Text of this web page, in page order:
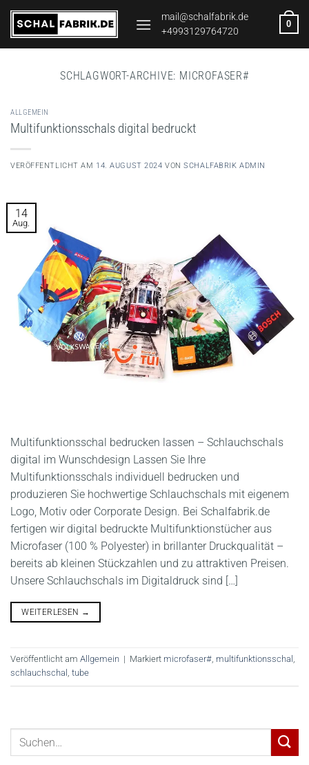
Zum
Inhalt
springen
mail@schalfabrik.de
+4993129764720
0
SCHLAGWORT-ARCHIVE: MICROFASER#
ALLGEMEIN
Multifunktionsschals digital bedruckt
VERÖFFENTLICHT AM 14. AUGUST 2024 VONSCHALFABRIK ADMIN
14
Aug.
Multifunktionsschal bedrucken lassen – Schlauchschals
digital im Wunschdesign Lassen Sie Ihre
Multifunktionsschals individuell bedrucken und
produzieren Sie hochwertige Schlauchschals mit eigenem
Logo, Motiv oder Corporate Design. Bei Schalfabrik.de
fertigen wir digital bedruckte Multifunktionstücher aus
Microfaser (100 % Polyester) in brillanter Druckqualität –
bereits ab kleinen Stückzahlen und zu attraktiven Preisen.
Unsere Schlauchschals im Digitaldruck sind […]
WEITERLESEN →
Veröffentlicht am Allgemein | Markiert microfaser#, multifunktionsschal ,
schlauchschal , tube